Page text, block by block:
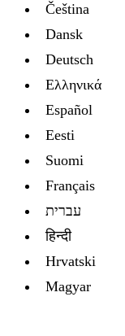
Čeština
Dansk
Deutsch
Ελληνικά
Español
Eesti
Suomi
Français
עברית
हिन्दी
Hrvatski
Magyar